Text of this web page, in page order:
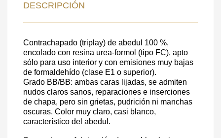
DESCRIPCIÓN
Contrachapado (triplay) de abedul 100 %,
encolado con resina urea-formol (tipo FC), apto
sólo para uso interior y con emisiones muy bajas
de formaldehído (clase E1 o superior).
Grado BB/BB: ambas caras lijadas, se admiten
nudos claros sanos, reparaciones e inserciones
de chapa, pero sin grietas, pudrición ni manchas
oscuras. Color muy claro, casi blanco,
característico del abedul.
DATOS PARA REVERTIR
COMUNICACIONES A PEDIDO
Nombre
Costo unitario:
Su pedido:
Cantidad:350ud